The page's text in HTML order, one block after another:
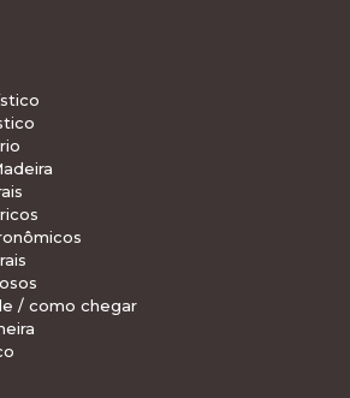
/ como chegar